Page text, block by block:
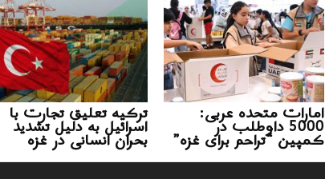
ترکیه تعلیق تجارت با
اسرائیل به دلیل تشدید
بحران انسانی در غزه
امارات متحده عربی:
5000 داوطلب در
کمپین “تراحم برای غزه”